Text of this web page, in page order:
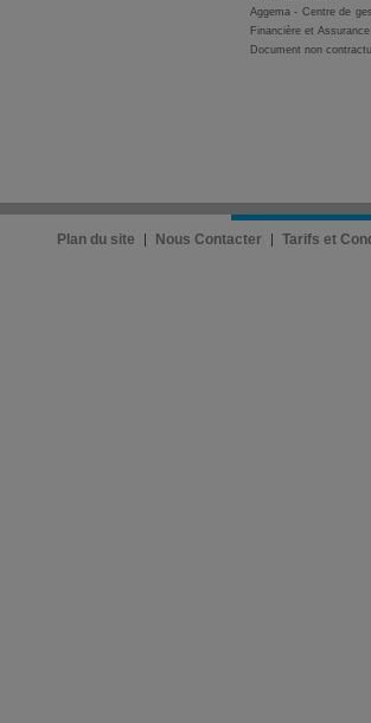
Aggema - Centre de
Financière et
Document non
Plan du site Nous Contacter Tarifs et